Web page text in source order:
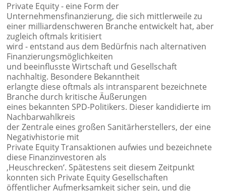
Private Equity - eine Form der
Unternehmensfinanzierung, die sich mittlerweile zu
einer milliardenschweren Branche entwickelt hat, aber
zugleich oftmals kritisiert
wird - entstand aus dem Bedürfnis nach alternativen
Finanzierungsmöglichkeiten
und beeinflusste Wirtschaft und Gesellschaft
nachhaltig. Besondere Bekanntheit
erlangte diese oftmals als intransparent bezeichnete
Branche durch kritische Äußerungen
eines bekannten SPD-Politikers. Dieser kandidierte im
Nachbarwahlkreis
der Zentrale eines großen Sanitärherstellers, der eine
Negativhistorie mit
Private Equity Transaktionen aufwies und bezeichnete
diese Finanzinvestoren als
‚Heuschrecken‘. Spätestens seit diesem Zeitpunkt
konnten sich Private Equity Gesellschaften
öffentlicher Aufmerksamkeit sicher sein, und die